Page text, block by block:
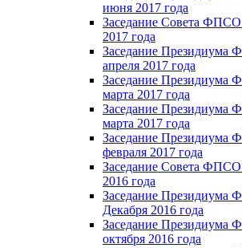
июня 2017 года
Заседание Совета
2017 года
Заседание
апреля 2017 года
Заседание
марта 2017 года
Заседание
марта 2017 года
Заседание
февраля 2017 года
Заседание Совета
2016 года
Заседание
Декабря 2016 года
Заседание
октября 2016 года